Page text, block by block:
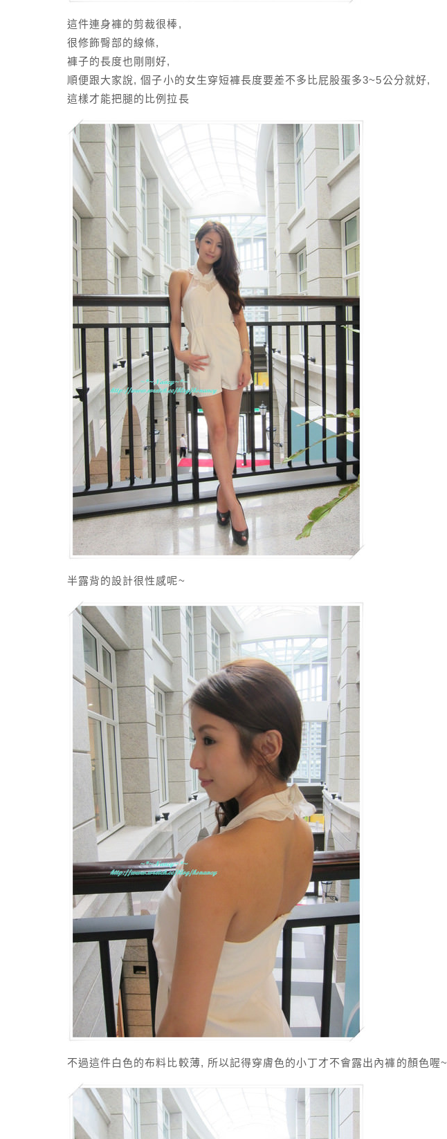
這件連身褲的剪裁很棒,
很修飾臀部的線條,
褲子的長度也剛剛好,
順便跟大家說, 個子小的女生穿短褲長度要差不多比屁股蛋多3~5公分就好,
這樣才能把腿的比例拉長
半露背的設計很性感呢~
不過這件白色的布料比較薄, 所以記得穿膚色的小丁才不會露出內褲的顏色喔~